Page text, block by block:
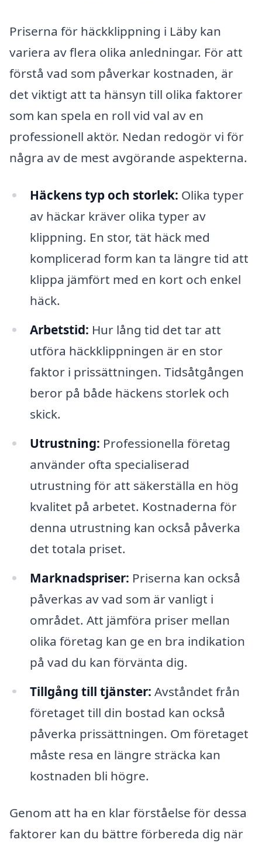
Priserna för häckklippning i Läby kan
variera av flera olika anledningar. För att
förstå vad som påverkar kostnaden, är
det viktigt att ta hänsyn till olika faktorer
som kan spela en roll vid val av en
professionell aktör. Nedan redogör vi för
några av de mest avgörande aspekterna.
Häckens typ och storlek: Olika typer
av häckar kräver olika typer av
klippning. En stor, tät häck med
komplicerad form kan ta längre tid att
klippa jämfört med en kort och enkel
häck.
Arbetstid: Hur lång tid det tar att
utföra häckklippningen är en stor
faktor i prissättningen. Tidsåtgången
beror på både häckens storlek och
skick.
Utrustning: Professionella företag
använder ofta specialiserad
utrustning för att säkerställa en hög
kvalitet på arbetet. Kostnaderna för
denna utrustning kan också påverka
det totala priset.
Marknadspriser: Priserna kan också
påverkas av vad som är vanligt i
området. Att jämföra priser mellan
olika företag kan ge en bra indikation
på vad du kan förvänta dig.
Tillgång till tjänster: Avståndet från
företaget till din bostad kan också
påverka prissättningen. Om företaget
måste resa en längre sträcka kan
kostnaden bli högre.
Genom att ha en klar förståelse för dessa
faktorer kan du bättre förbereda dig när